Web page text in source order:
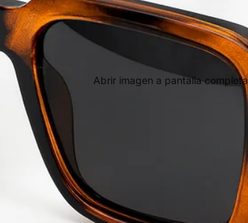
Abrir imagen a pantalla completa